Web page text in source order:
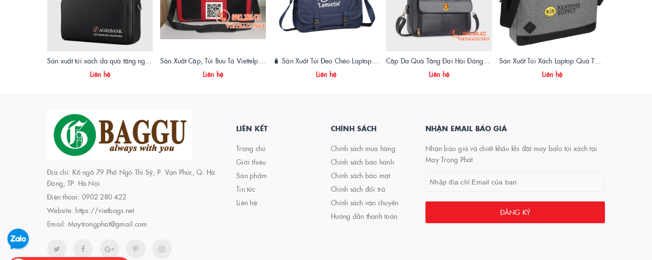
Liên hệ
Liên hệ
Liên hệ
Liên hệ
Sản Xuất Túi Xách Laptop Quà Tặng Sự Kiện – Thiết Kế Theo Yêu Cầu, In Logo Chuyên Nghiệp
Liên hệ
Địa chỉ: K6 ngõ 79 Phố Ngô Thì Sỹ, P. Vạn Phúc, Q. Hà
Đông, TP. Hà Nội
Điện thoại: 0902 280 422
Website: https://vietbags.net
Email: Maytrongphat@gmail.com
LIÊN KẾT
Trang chủ
Giới thiệu
Sản phẩm
Tin tức
Liên hệ
CHÍNH SÁCH
Chính sách mua hàng
Chính sách bảo hành
Chính sách bảo mật
Chính sách đổi trả
Chính sách vận chuyển
Hướng dẫn thanh toán
NHẬN EMAIL BÁO GIÁ
Nhận báo giá và chiết khấu khi đặt may balo túi xách tại
May Trọng Phát
ĐĂNG KÝ